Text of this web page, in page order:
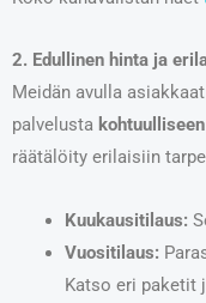
2. Edullinen hinta ja
Meidän avulla
palvelusta
räätälöity erilaisiin
Kuukausitilaus:
Vuositilaus:
Katso eri paketit